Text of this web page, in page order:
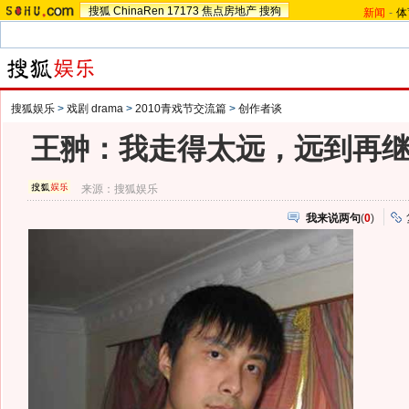
搜狐 ChinaRen 17173 焦点房地产 搜狗 新闻 -
搜狐娱乐 > 戏剧 drama > 2010青戏节交流篇 > 创作者谈
王翀：我走得太远，远到再
来源：搜狐娱乐
我来说两句(0)